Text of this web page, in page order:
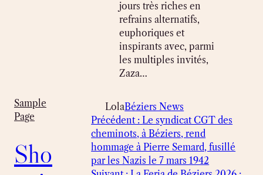
Sample
Page
Sho
jours très riches en
refrains alternatifs,
euphoriques et
inspirants avec, parmi
les multiples invités,
Zaza…
LolaBéziers News
Précédent : Le syndicat CGT des
cheminots, à Béziers, rend
hommage à Pierre Semard, fusillé
par les Nazis le 7 mars 1942